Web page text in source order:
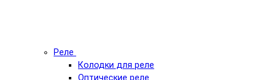
Реле
Колодки для реле